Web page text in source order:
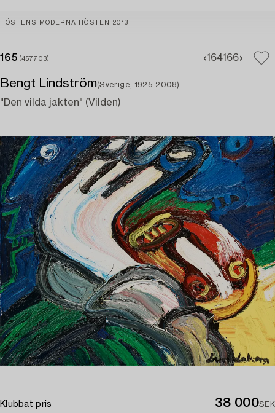
HÖSTENS MODERNA HÖSTEN 2013
165 (457703) 164166
Bengt Lindström(Sverige, 1925-2008)
"Den vilda jakten" (Vilden)
Klubbat pris 38 000SEK